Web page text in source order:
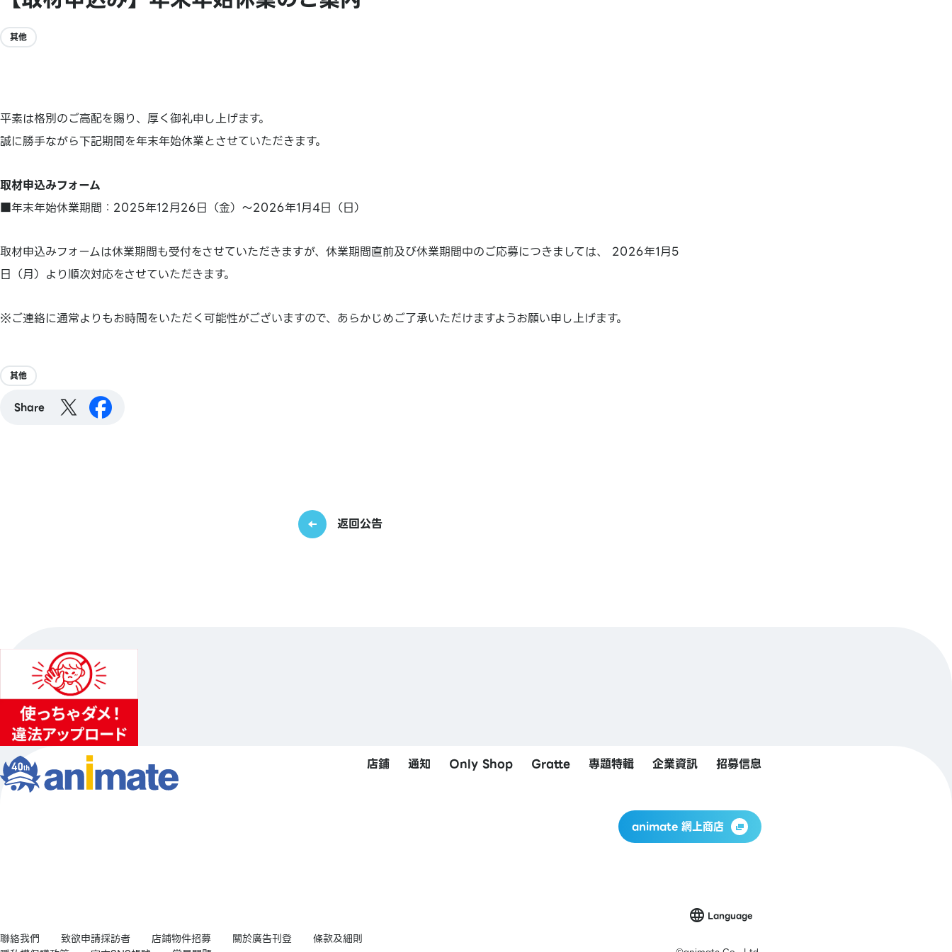
其他
平素は格別のご高配を賜り、厚く御礼申し上げます。
誠に勝手ながら下記期間を年末年始休業とさせていただきます。
取材申込みフォーム
■年末年始休業期間：2025年12月26日（金）～2026年1月4日（日）
取材申込みフォームは休業期間も受付をさせていただきますが、休業期間直前及び休業期間中のご応募につきましては、 2026年1月5
日（月）より順次対応をさせていただきます。
※ご連絡に通常よりもお時間をいただく可能性がございますので、あらかじめご了承いただけますようお願い申し上げます。
其他
Share
返回公告
店鋪 通知 Only Shop Gratte 專題特輯 企業資訊 招募信息
animate 網上商店
聯絡我們 致欲申請採訪者 店鋪物件招募 關於廣告刊登
條款及細則
Language